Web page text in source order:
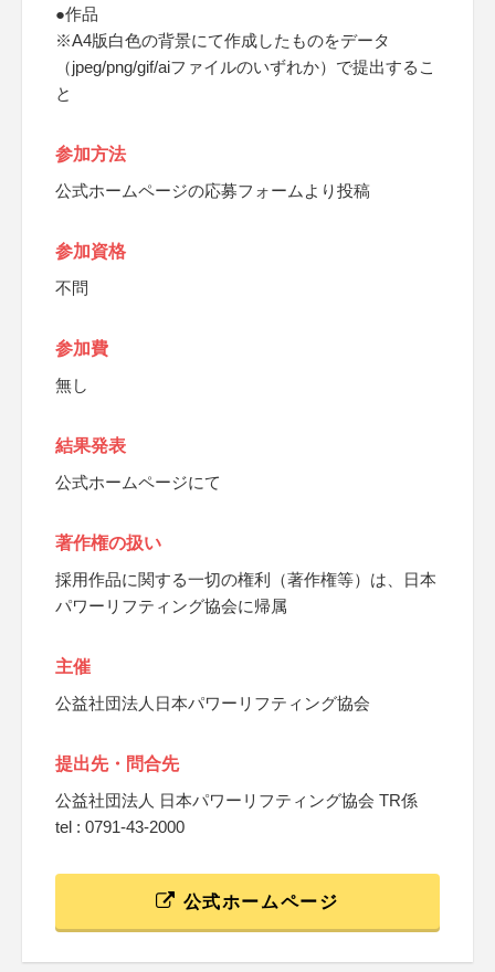
●作品
※A4版白色の背景にて作成したものをデータ
（jpeg/png/gif/aiファイルのいずれか）で提出するこ
と
参加方法
公式ホームページの応募フォームより投稿
参加資格
不問
参加費
無し
結果発表
公式ホームページにて
著作権の扱い
採用作品に関する一切の権利（著作権等）は、日本
パワーリフティング協会に帰属
主催
公益社団法人日本パワーリフティング協会
提出先・問合先
公益社団法人 日本パワーリフティング協会 TR係
tel : 0791-43-2000
公式ホームページ